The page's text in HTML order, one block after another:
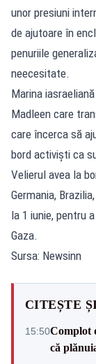
unor presiuni
de ajutoare în
penuriile
neecesitate.
Marina
Madleen care
care încerca să
bord activişti ca
Velierul avea la
Germania,
la 1 iunie, pentru
Gaza.
Sursa: Newsinn
CITEȘTE
15:50Complot
că